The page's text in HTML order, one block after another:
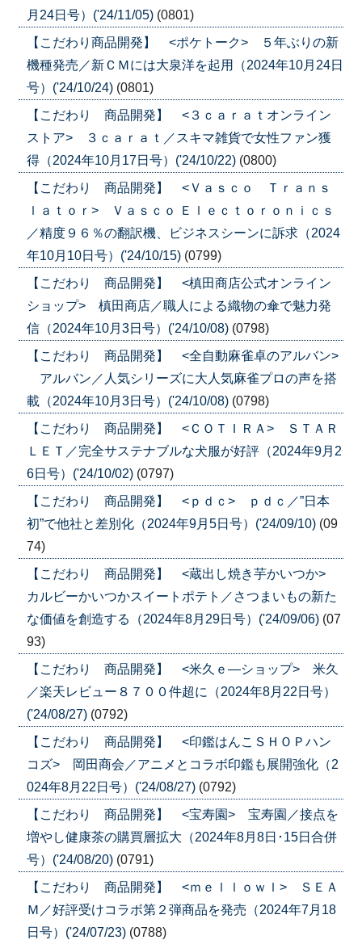
月24日号）('24/11/05) (0801)
【こだわり商品開発】 <ポケトーク> ５年ぶりの新
機種発売／新ＣＭには大泉洋を起用（2024年10月24日
号）('24/10/24) (0801)
【こだわり 商品開発】 <３ｃａｒａｔオンライン
ストア> ３ｃａｒａｔ／スキマ雑貨で女性ファン獲
得（2024年10月17日号）('24/10/22) (0800)
【こだわり 商品開発】 <Ｖａｓｃｏ Ｔｒａｎｓ
ｌａｔｏｒ> Ｖａｓｃｏ Ｅｌｅｃｔｏｒｏｎｉｃｓ
／精度９６％の翻訳機、ビジネスシーンに訴求（2024
年10月10日号）('24/10/15) (0799)
【こだわり 商品開発】 <槙田商店公式オンライン
ショップ> 槙田商店／職人による織物の傘で魅力発
信（2024年10月3日号）('24/10/08) (0798)
【こだわり 商品開発】 <全自動麻雀卓のアルバン>
アルバン／人気シリーズに大人気麻雀プロの声を搭
載（2024年10月3日号）('24/10/08) (0798)
【こだわり 商品開発】 <ＣＯＴＩＲＡ> ＳＴＡＲ
ＬＥＴ／完全サステナブルな犬服が好評（2024年9月2
6日号）('24/10/02) (0797)
【こだわり 商品開発】 <ｐｄｃ> ｐｄｃ／”日本
初”で他社と差別化（2024年9月5日号）('24/09/10) (09
74)
【こだわり 商品開発】 <蔵出し焼き芋かいつか>
カルビーかいつかスイートポテト／さつまいもの新た
な価値を創造する（2024年8月29日号）('24/09/06) (07
93)
【こだわり 商品開発】 <米久ｅ―ショップ> 米久
／楽天レビュー８７００件超に（2024年8月22日号）
('24/08/27) (0792)
【こだわり 商品開発】 <印鑑はんこＳＨＯＰハン
コズ> 岡田商会／アニメとコラボ印鑑も展開強化（2
024年8月22日号）('24/08/27) (0792)
【こだわり 商品開発】 <宝寿園> 宝寿園／接点を
増やし健康茶の購買層拡大（2024年8月8日･15日合併
号）('24/08/20) (0791)
【こだわり 商品開発】 <ｍｅｌｌｏｗｌ> ＳＥＡ
Ｍ／好評受けコラボ第２弾商品を発売（2024年7月18
日号）('24/07/23) (0788)